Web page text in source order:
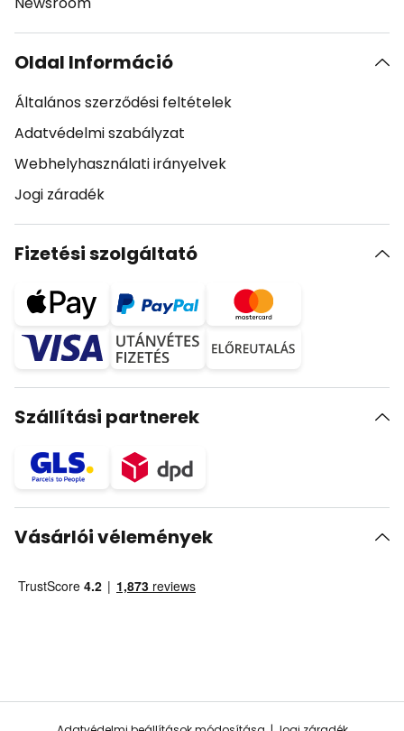
Oldal Információ
Általános szerződési feltételek
Adatvédelmi szabályzat
Webhelyhasználati irányelvek
Jogi záradék
Fizetési szolgáltató
Szállítási partnerek
Vásárlói vélemények